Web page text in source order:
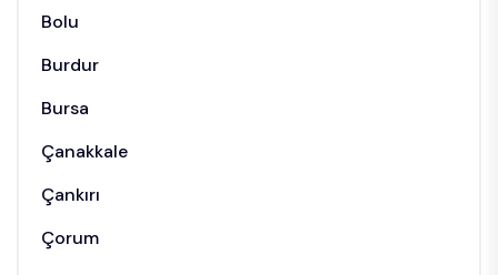
Bolu
Burdur
Bursa
Çanakkale
Çankırı
Çorum